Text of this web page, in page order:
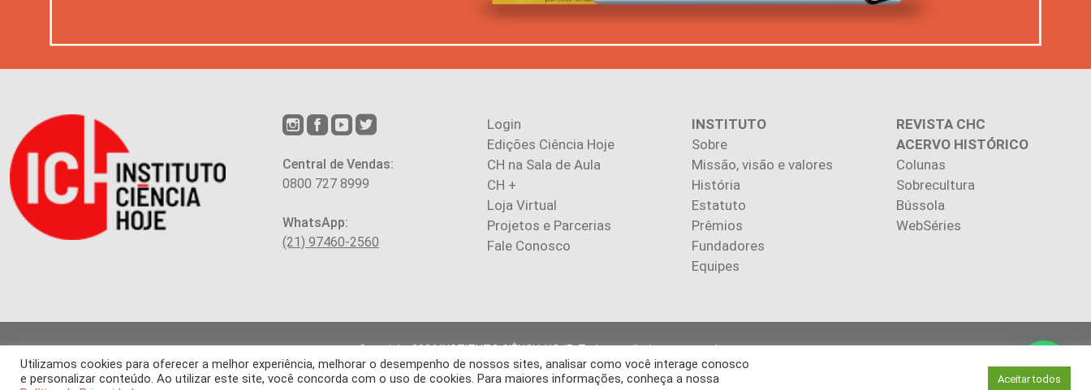
Central de Vendas:
0800 727 8999
WhatsApp:
(21) 97460-2560
Login
Edições Ciência Hoje
CH na Sala de Aula
CH +
Loja Virtual
Projetos e Parcerias
Fale Conosco
INSTITUTO
Sobre
Missão, visão e valores
História
Estatuto
Prêmios
Fundadores
Equipes
REVISTA CHC
ACERVO HISTÓRICO
Colunas
Sobrecultura
Bússola
WebSéries
Copyright 2026 INSTITUTO CIÊNCIA HOJE. Todos os direitos reservados.
Os artigos publicados na revista refletem exclusivamente a opinião de seus autores.
É proibida a reprodução, integral ou parcial, do conteúdo (imagens e textos) sem prévia autorização.
Utilizamos cookies para oferecer a melhor experiência, melhorar o desempenho de nossos sites, analisar como você interage conosco
e personalizar conteúdo. Ao utilizar este site, você concorda com o uso de cookies. Para maiores informações, conheça a nossa
Aceitar todos